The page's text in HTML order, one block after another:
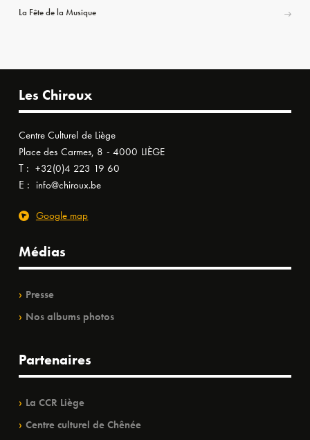
La Fête de la Musique
Les Chiroux
Centre Culturel de Liège
Place des Carmes, 8 - 4000 LIÈGE
T : +32(0)4 223 19 60
E : info@chiroux.be
Google map
Médias
Presse
Nos albums photos
Partenaires
La CCR Liège
Centre culturel de Chênée